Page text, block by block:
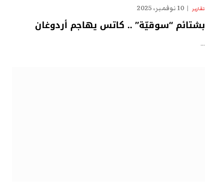
تقارير 10 نوفمبر، 2025
بشتائم “سوقيّة” .. كاتس يهاجم أردوغان
…